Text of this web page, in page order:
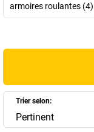
industriel ou
vous trouverez un
Afficher plus
armoires roulantes (4)
Trier selon:
Pertinent